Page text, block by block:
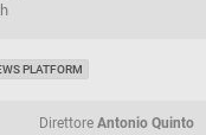
PLATFORM
Direttore Antonio Quinto